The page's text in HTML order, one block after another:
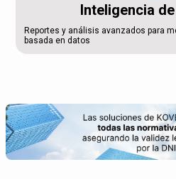
Inteligencia
Reportes y análisis avanzados para
basada en datos